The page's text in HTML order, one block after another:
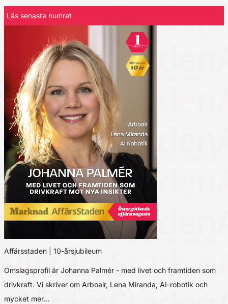
Läs senaste numret
Affärsstaden | 10-årsjubileum
Omslagsprofil är Johanna Palmér - med livet och framtiden som
drivkraft. Vi skriver om Arboair, Lena Miranda, AI-robotik och
mycket mer…